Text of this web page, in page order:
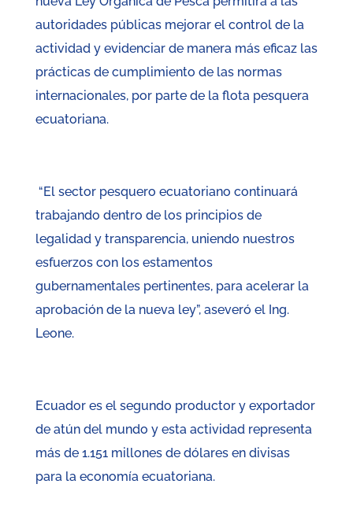
autoridades públicas mejorar el control de la
actividad y evidenciar de manera más eficaz las
prácticas de cumplimiento de las normas
internacionales, por parte de la flota pesquera
ecuatoriana.
“El sector pesquero ecuatoriano continuará
trabajando dentro de los principios de
legalidad y transparencia, uniendo nuestros
esfuerzos con los estamentos
gubernamentales pertinentes, para acelerar la
aprobación de la nueva ley”, aseveró el Ing.
Leone.
Ecuador es el segundo productor y exportador
de atún del mundo y esta actividad representa
más de 1.151 millones de dólares en divisas
para la economía ecuatoriana.